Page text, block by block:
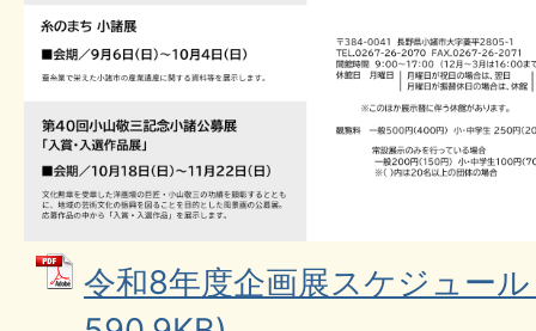
令和8年度企画展スケジュー